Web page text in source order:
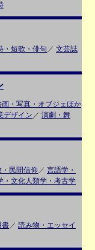
・短歌・俳句 ／ 文芸誌
画・写真・オブジェほか
デザイン ／ 演劇・舞
・民間信仰 ／ 言語学・
・文化人類学・考古学
書／ 読み物・エッセイ